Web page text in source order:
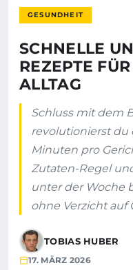
GESUNDHEIT
SCHNELLE
REZEPTE
ALLTAG
Schluss mit dem
revolutionierst du
Minuten pro
Zutaten-Regel
unter der Woche
ohne Verzicht auf
TOBIAS HUBER
17. MÄRZ 2026